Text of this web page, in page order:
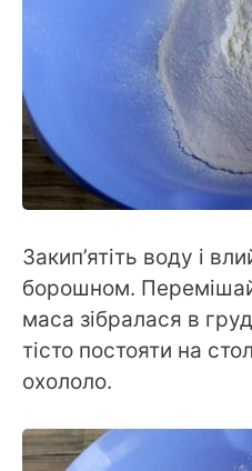
Закип’ятіть воду і
борошном.
маса зібралася в
тісто постояти на
охололо.